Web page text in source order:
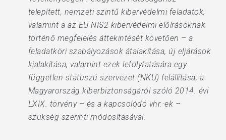
telepített, nemzeti szintű kibervédelmi feladatok,
valamint a az EU NIS2 kibervédelmi előírásoknak
történő megfelelés áttekintését követően – a
feladatköri szabályozások átalakítása, új eljárások
kialakítása, valamint ezek lefolytatására egy
független státuszú szervezet (NKÜ) felállítása, a
Magyarország kiberbiztonságáról szóló 2014. évi
LXIX. törvény – és a kapcsolódó vhr.-ek –
szükség szerinti módosításával.